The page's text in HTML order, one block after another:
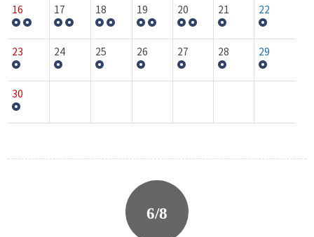
16 17 18 19 20 21 22
23 24 25 26 27 28 29
30
6/8